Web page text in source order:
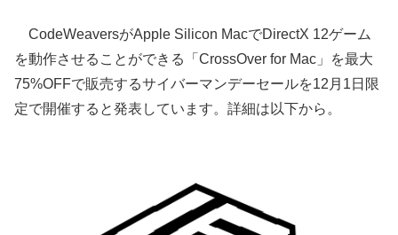
CodeWeaversがApple Silicon MacでDirectX 12ゲーム
を動作させることができる「CrossOver for Mac」を最大
75%OFFで販売するサイバーマンデーセールを12月1日限
定で開催すると発表しています。詳細は以下から。